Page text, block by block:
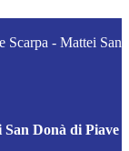
Scarpa - Mattei San
Donà di Piave